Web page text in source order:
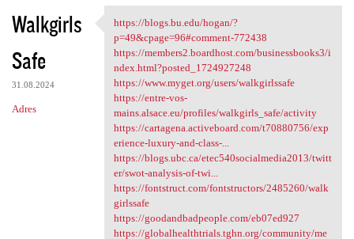
Walkgirls
Safe
31.08.2024
Adres
https://blogs.bu.edu/hogan/?p
https://blogs.bu.edu/hogan/?
p=49&cpage=96#comment-772438
https://members2.boardhost.com/businessbooks3/i
ndex.html?posted_1724927248
https://www.myget.org/users/walkgirlssafe
https://entre-vos-
mains.alsace.eu/profiles/walkgirls_safe/activity
https://cartagena.activeboard.com/t70880756/exp
erience-luxury-and-class-...
https://blogs.ubc.ca/etec540socialmedia2013/twitt
er/swot-analysis-of-twi...
https://fontstruct.com/fontstructors/2485260/walk
girlssafe
https://goodandbadpeople.com/eb07ed927
https://globalhealthtrials.tghn.org/community/me